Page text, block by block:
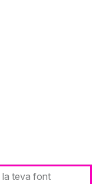
la teva font